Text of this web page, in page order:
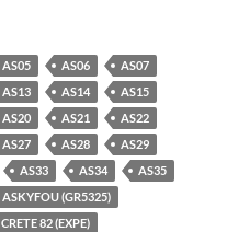
AS05 AS06
AS07
AS13 AS14
AS15
AS20 AS21
AS22
AS27 AS28
AS29
AS33 AS34
AS35
ASKYFOU (GR5325)
CRETE 82 (EXPE)